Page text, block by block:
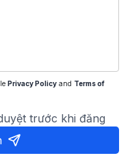
Privacy Policy and Terms of
trước khi đăng